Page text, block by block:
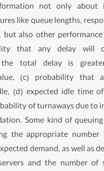
not only about
like queue lengths,
also other performance
that any delay will
total delay is
(c) probability that
(d) expected idle time
of turnaways due to
Some kind of
the appropriate number
demand, as well as
and the number of